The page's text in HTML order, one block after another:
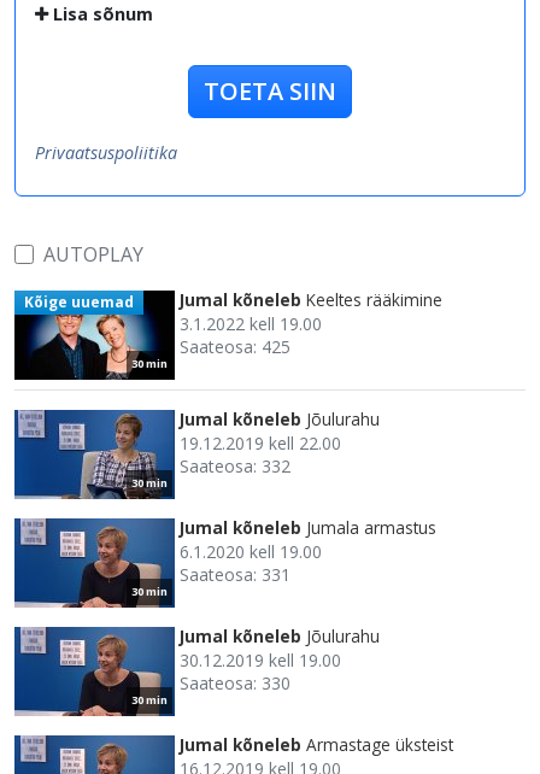
Lisa sõnum
TOETA SIIN
Privaatsuspoliitika
AUTOPLAY
30 min
Kõige uuemad Jumal kõneleb Keeltes rääkimine
3.1.2022 kell 19.00
Saateosa: 425
30 min
Jumal kõneleb Jõulurahu
19.12.2019 kell 22.00
Saateosa: 332
30 min
Jumal kõneleb Jumala armastus
6.1.2020 kell 19.00
Saateosa: 331
30 min
Jumal kõneleb Jõulurahu
30.12.2019 kell 19.00
Saateosa: 330
Jumal kõneleb Armastage üksteist
16.12.2019 kell 19.00